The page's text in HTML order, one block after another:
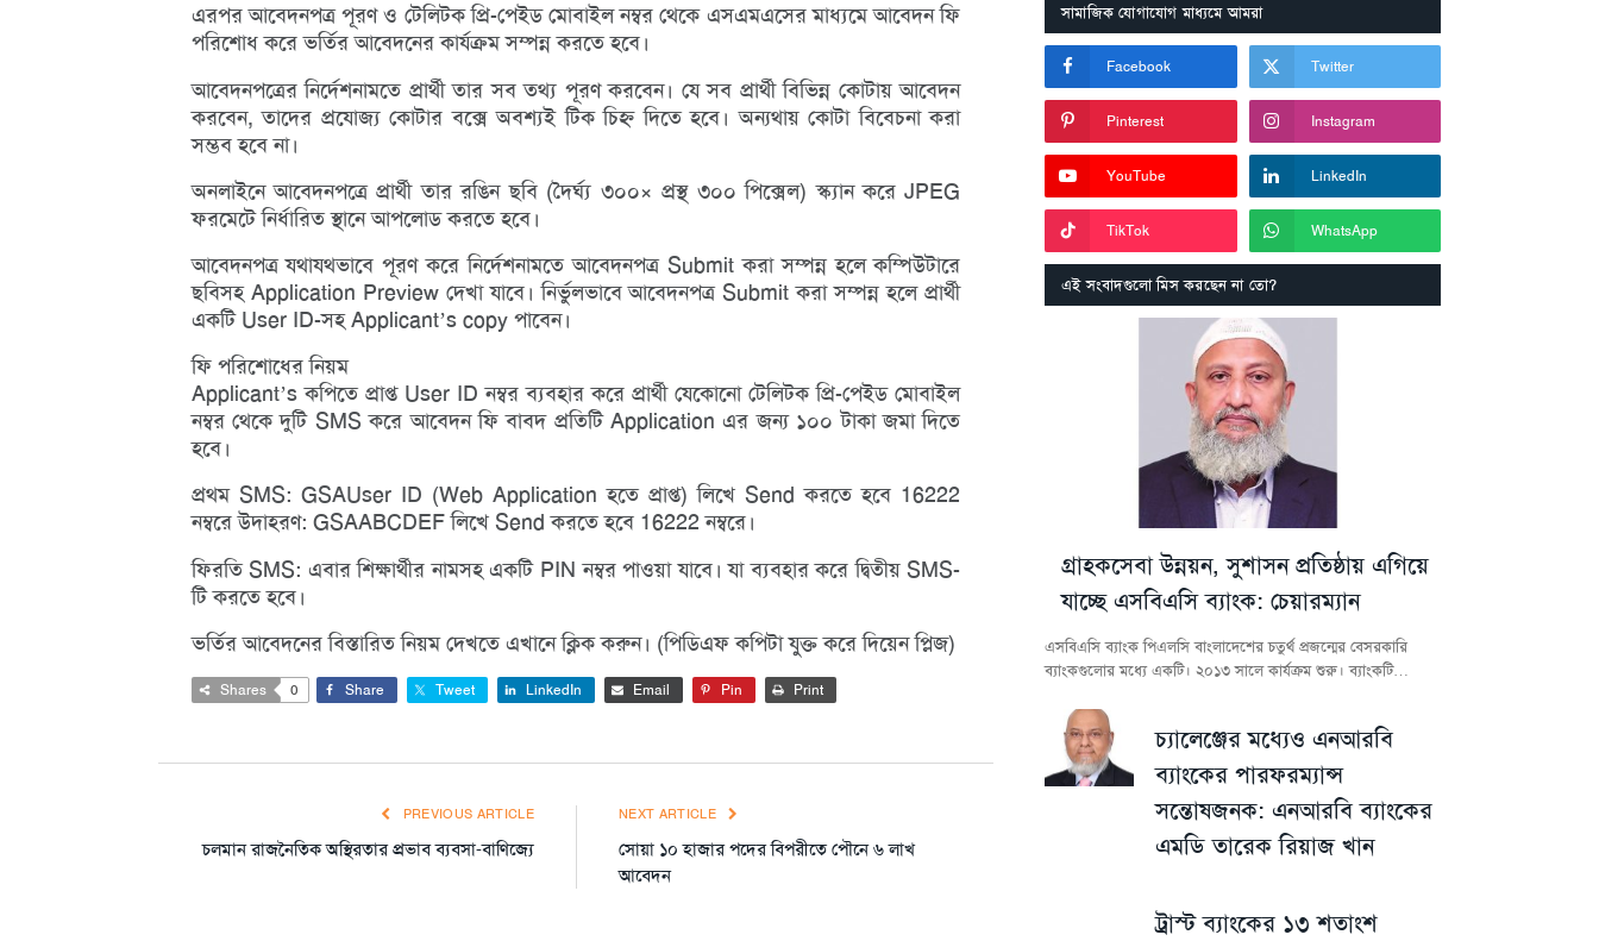
এরপর আবেদনপত্র পূরণ ও টেলিটক প্রি-পেইড মোবাইল নম্বর থেকে এসএমএসের মাধ্যমে আবেদন ফি
পরিশোধ করে ভর্তির আবেদনের কার্যক্রম সম্পন্ন করতে হবে।
আবেদনপত্রের নির্দেশনামতে প্রার্থী তার সব তথ্য পূরণ করবেন। যে সব প্রার্থী বিভিন্ন কোটায় আবেদন
করবেন, তাদের প্রযোজ্য কোটার বক্সে অবশ্যই টিক চিহ্ন দিতে হবে। অন্যথায় কোটা বিবেচনা করা
সম্ভব হবে না।
অনলাইনে আবেদনপত্রে প্রার্থী তার রঙিন ছবি (দৈর্ঘ্য ৩০০× প্রস্থ ৩০০ পিক্সেল) স্ক্যান করে JPEG
ফরমেটে নির্ধারিত স্থানে আপলোড করতে হবে।
আবেদনপত্র যথাযথভাবে পূরণ করে নির্দেশনামতে আবেদনপত্র Submit করা সম্পন্ন হলে কম্পিউটারে
ছবিসহ Application Preview দেখা যাবে। নির্ভুলভাবে আবেদনপত্র Submit করা সম্পন্ন হলে প্রার্থী
একটি User ID-সহ Applicant’s copy পাবেন।
ফি পরিশোধের নিয়ম
Applicant’s কপিতে প্রাপ্ত User ID নম্বর ব্যবহার করে প্রার্থী যেকোনো টেলিটক প্রি-পেইড মোবাইল
নম্বর থেকে দুটি SMS করে আবেদন ফি বাবদ প্রতিটি Application এর জন্য ১০০ টাকা জমা দিতে
হবে।
প্রথম SMS: GSAUser ID (Web Application হতে প্রাপ্ত) লিখে Send করতে হবে 16222
নম্বরে উদাহরণ: GSAABCDEF লিখে Send করতে হবে 16222 নম্বরে।
ফিরতি SMS: এবার শিক্ষার্থীর নামসহ একটি PIN নম্বর পাওয়া যাবে। যা ব্যবহার করে দ্বিতীয় SMS-
টি করতে হবে।
ভর্তির আবেদনের বিস্তারিত নিয়ম দেখতে এখানে ক্লিক করুন। (পিডিএফ কপিটা যুক্ত করে দিয়েন প্লিজ)
Shares 0 Share Tweet LinkedIn Email Pin Print
PREVIOUS ARTICLE
চলমান রাজনৈতিক অস্থিরতার প্রভাব ব্যবসা-বাণিজ্যে
NEXT ARTICLE
সোয়া ১০ হাজার পদের বিপরীতে পৌনে ৬ লাখ
আবেদন
সামাজিক যোগাযোগ মাধ্যমে আমরা
Facebook Twitter
Pinterest Instagram
YouTube LinkedIn
TikTok WhatsApp
এই সংবাদগুলো মিস করছেন না তো?
গ্রাহকসেবা উন্নয়ন, সুশাসন প্রতিষ্ঠায় এগিয়ে
যাচ্ছে এসবিএসি ব্যাংক: চেয়ারম্যান
এসবিএসি ব্যাংক পিএলসি বাংলাদেশের চতুর্থ প্রজন্মের বেসরকারি
ব্যাংকগুলোর মধ্যে একটি। ২০১৩ সালে কার্যক্রম শুরু। ব্যাংকটি…
চ্যালেঞ্জের মধ্যেও এনআরবি
ব্যাংকের পারফরম্যান্স
সন্তোষজনক: এনআরবি ব্যাংকের
এমডি তারেক রিয়াজ খান
ট্রাস্ট ব্যাংকের ১৩ শতাংশ